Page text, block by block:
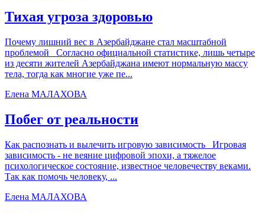
Тихая угроза здоровью
Почему лишний вес в Азербайджане стал масштабной
проблемой Согласно официальной статистике, лишь четыре
из десяти жителей Азербайджана имеют нормальную массу
тела, тогда как многие уже пе...
Елена МАЛАХОВА
Побег от реальности
Как распознать и вылечить игровую зависимость Игровая
зависимость - не веяние цифровой эпохи, а тяжелое
психологическое состояние, известное человечеству веками.
Так как помочь человеку, ...
Елена МАЛАХОВА